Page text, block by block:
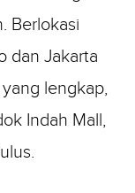
Berlokasi
dan Jakarta
lengkap,
Indah Mall,